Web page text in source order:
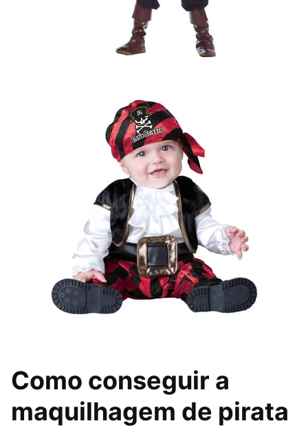
Como conseguir a
maquilhagem de pirata